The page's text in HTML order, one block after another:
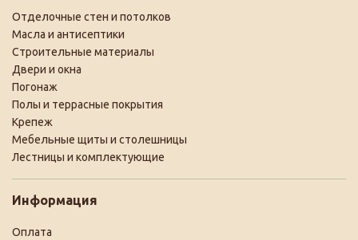
Отделочные стен и потолков
Масла и антисептики
Строительные материалы
Двери и окна
Погонаж
Полы и террасные покрытия
Крепеж
Мебельные щиты и столешницы
Лестницы и комплектующие
Информация
Оплата